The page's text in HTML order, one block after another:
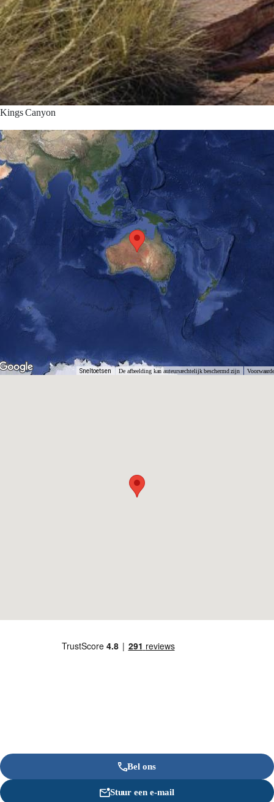
Kings Canyon
Sneltoetsen De afbeelding kan auteursrechtelijk beschermd zijn
Bel ons
Stuur een e-mail